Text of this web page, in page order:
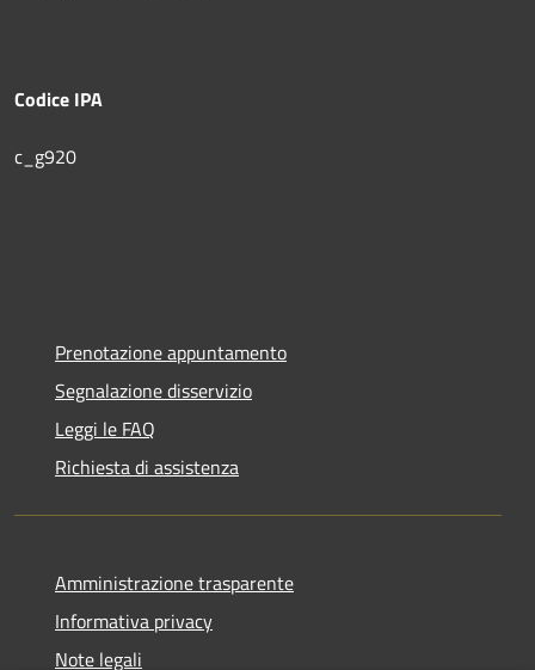
Codice IPA
c_g920
Prenotazione appuntamento
Segnalazione disservizio
Leggi le FAQ
Richiesta di assistenza
Amministrazione trasparente
Informativa privacy
Note legali